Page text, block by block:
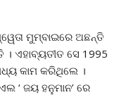
ମୁମ୍ବାଇରେ ଅଛନ୍ତି
ଏହାବ୍ୟତୀତ ସେ 1995
କାମ କରିଥିଲେ ।
‘ ଜୟ ହନୁମାନ’ ରେ